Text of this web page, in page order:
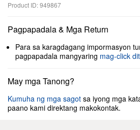
Product ID: 949867
Pagpapadala & Mga Return
Para sa karagdagang impormasyon
pagpapadala mangyaring mag-click
May mga Tanong?
Kumuha ng mga sagot sa iyong mga
paano kami direktang makokontak.